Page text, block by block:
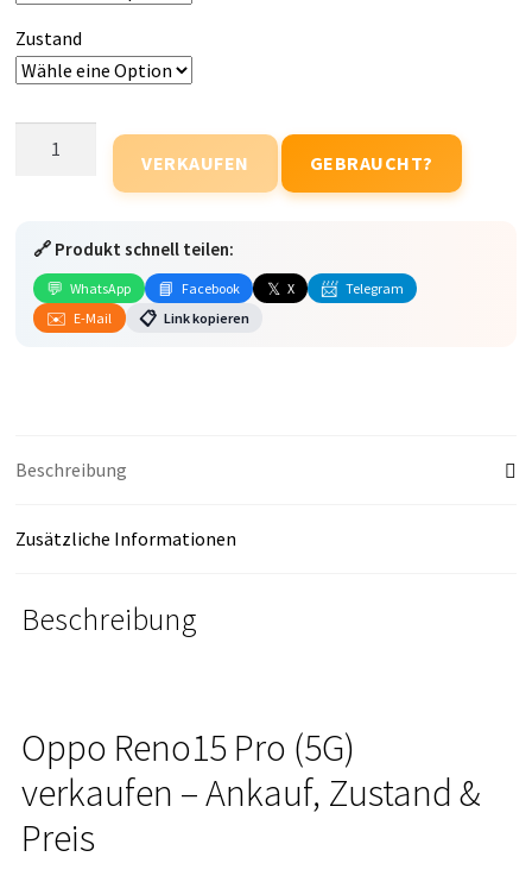
Zustand
Menge
VERKAUFEN GEBRAUCHT?
🔗 Produkt schnell teilen:
💬 WhatsApp 📘 Facebook 𝕏 X 📨 Telegram
✉️ E-Mail 📋 Link kopieren
Beschreibung
Zusätzliche Informationen
Beschreibung
Oppo Reno15 Pro (5G)
verkaufen – Ankauf, Zustand &
Preis